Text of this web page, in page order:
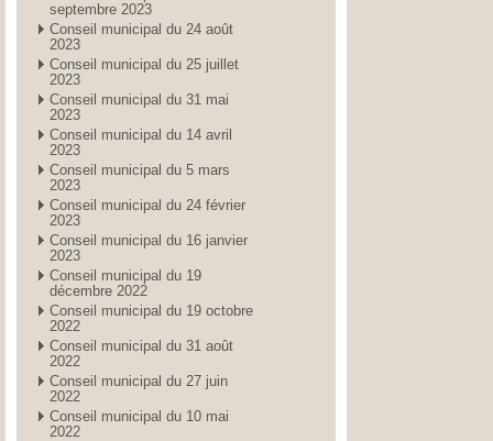
septembre 2023
Conseil municipal du 24 août
2023
Conseil municipal du 25 juillet
2023
Conseil municipal du 31 mai
2023
Conseil municipal du 14 avril
2023
Conseil municipal du 5 mars
2023
Conseil municipal du 24 février
2023
Conseil municipal du 16 janvier
2023
Conseil municipal du 19
décembre 2022
Conseil municipal du 19 octobre
2022
Conseil municipal du 31 août
2022
Conseil municipal du 27 juin
2022
Conseil municipal du 10 mai
2022